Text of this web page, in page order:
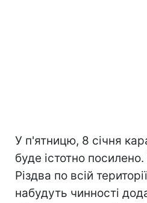
У п'ятницю, 8 січня
буде істотно посилено.
Різдва по всій
набудуть чинності